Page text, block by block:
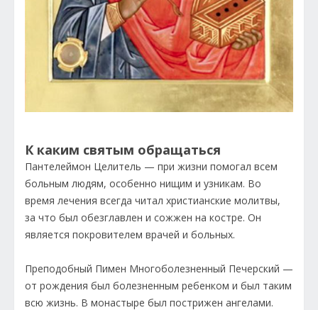
К каким святым обращаться
Пантелеймон Целитель — при жизни помогал всем
больным людям, особенно нищим и узникам. Во
время лечения всегда читал христианские молитвы,
за что был обезглавлен и сожжен на костре. Он
является покровителем врачей и больных.
Преподобный Пимен Многоболезненный Печерский —
от рождения был болезненным ребенком и был таким
всю жизнь. В монастыре был пострижен ангелами.